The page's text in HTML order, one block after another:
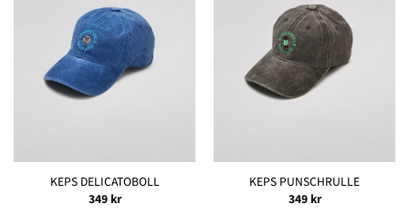
KEPS DELICATOBOLL
349kr
KEPS PUNSCHRULLE
349kr